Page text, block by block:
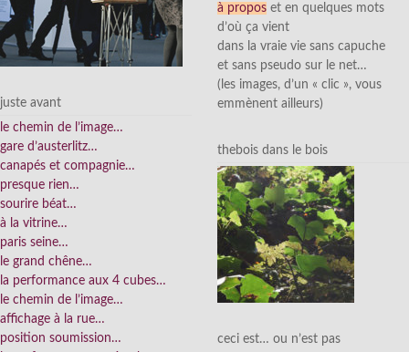
juste avant
le chemin de l’image…
gare d’austerlitz…
canapés et compagnie…
presque rien…
sourire béat…
à la vitrine…
paris seine…
le grand chêne…
la performance aux 4 cubes…
le chemin de l’image…
affichage à la rue…
position soumission…
à propos et en quelques mots
d’où ça vient
dans la vraie vie sans capuche
et sans pseudo sur le net…
(les images, d’un « clic », vous
emmènent ailleurs)
thebois dans le bois
ceci est… ou n’est pas